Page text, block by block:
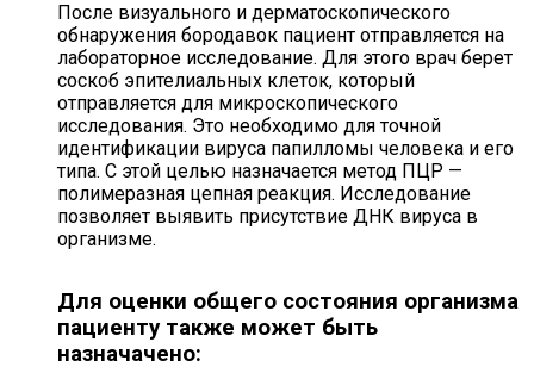
После визуального и дерматоскопического
обнаружения бородавок пациент отправляется на
лабораторное исследование. Для этого врач берет
соскоб эпителиальных клеток, который
отправляется для микроскопического
исследования. Это необходимо для точной
идентификации вируса папилломы человека и его
типа. С этой целью назначается метод ПЦР —
полимеразная цепная реакция. Исследование
позволяет выявить присутствие ДНК вируса в
организме.
Для оценки общего состояния организма
пациенту также может быть
назначачено: